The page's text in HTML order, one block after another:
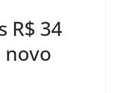
R$ 34
novo